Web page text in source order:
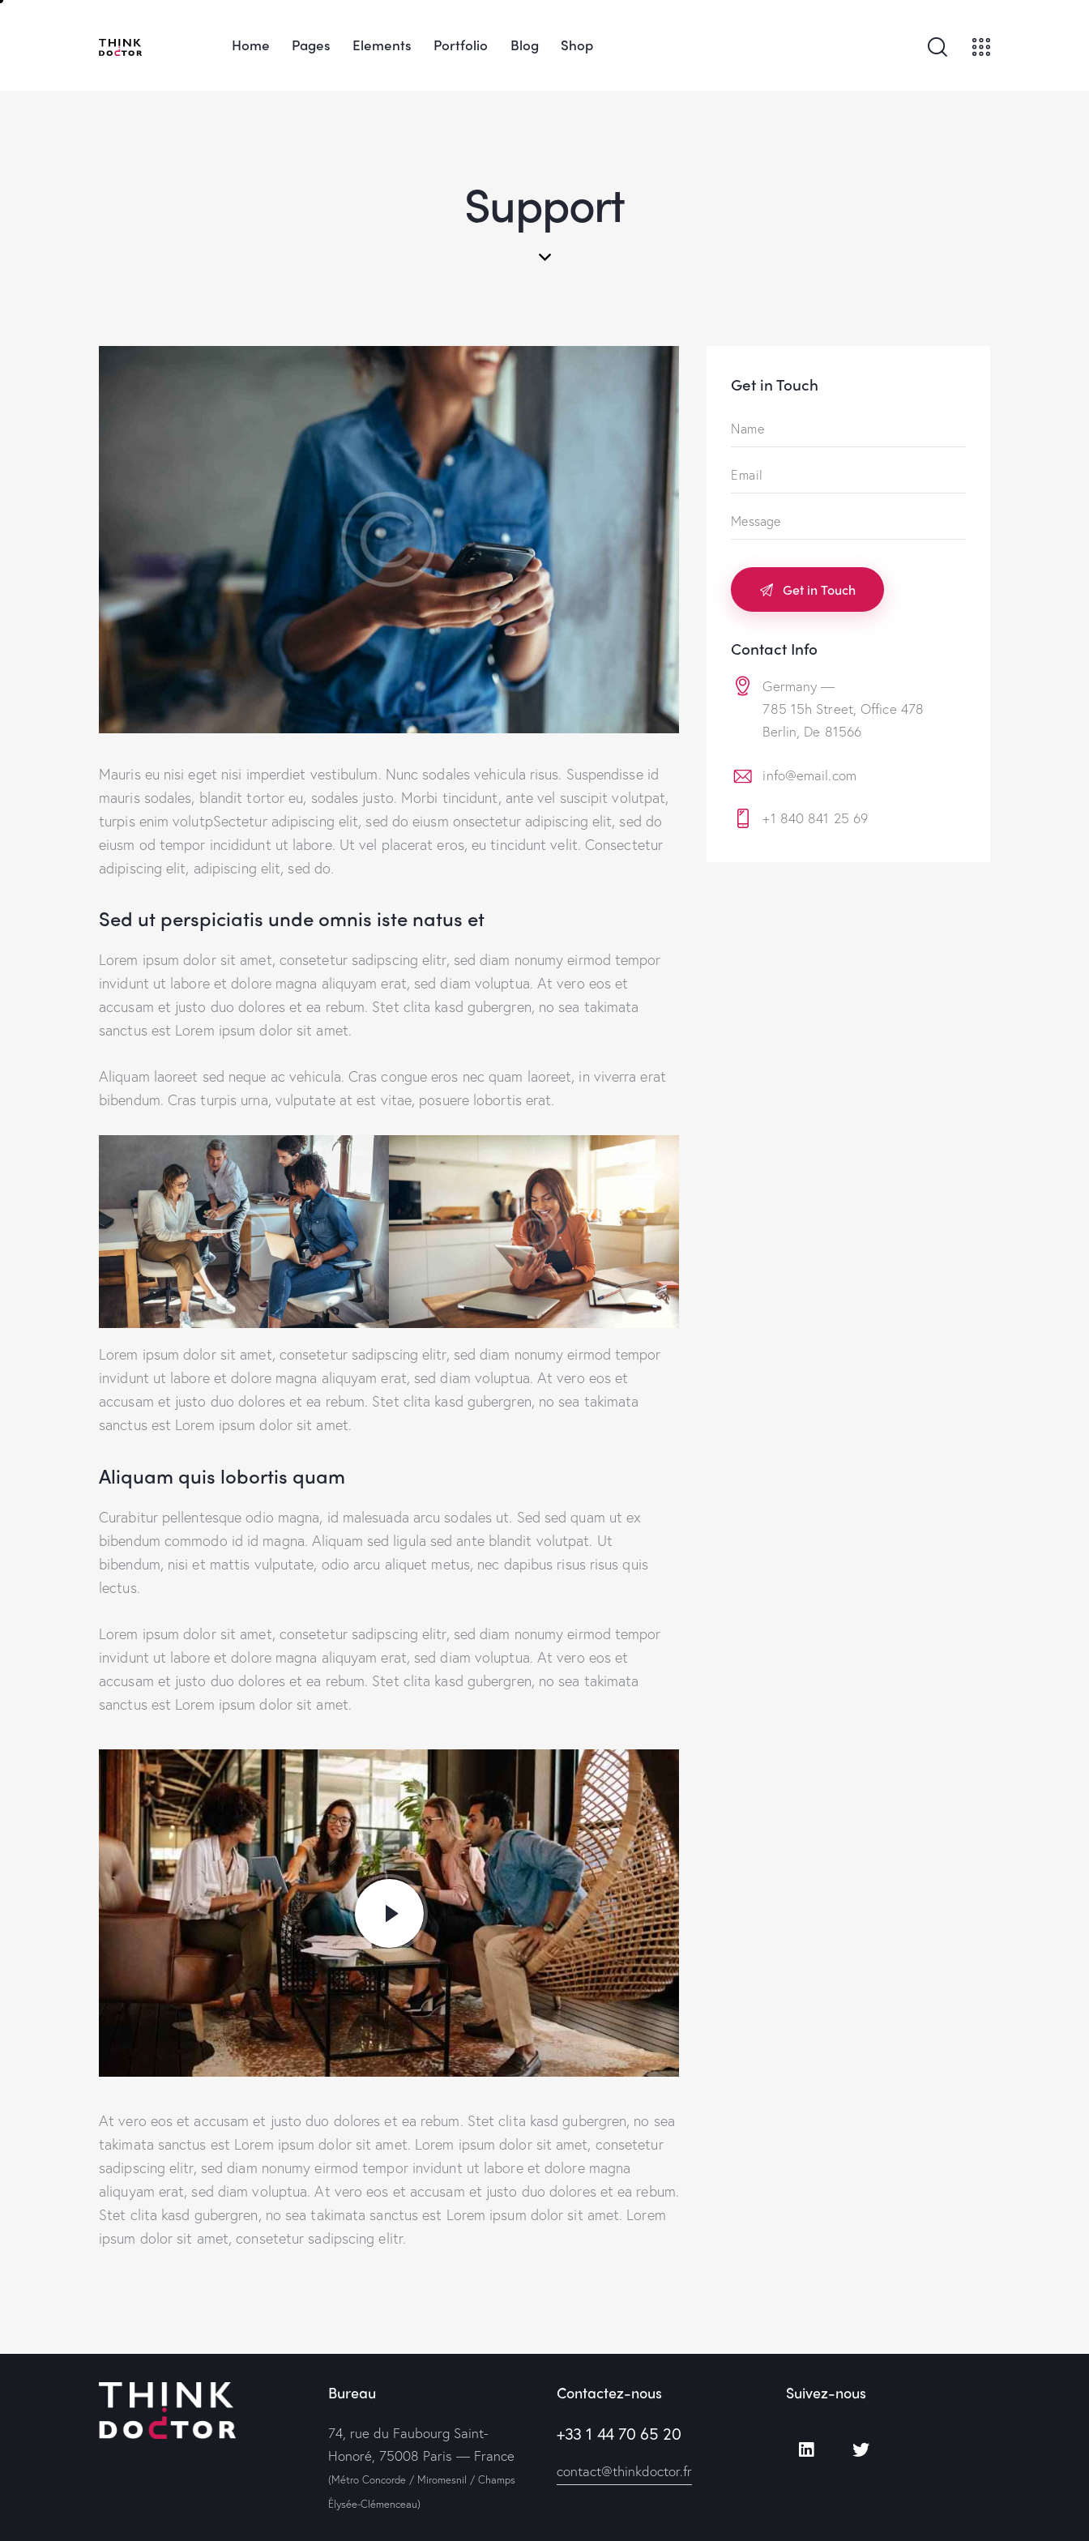
Home Pages Elements Portfolio Blog Shop
Support
Mauris eu nisi eget nisi imperdiet vestibulum. Nunc sodales vehicula risus. Suspendisse id
mauris sodales, blandit tortor eu, sodales justo. Morbi tincidunt, ante vel suscipit volutpat,
turpis enim volutpSectetur adipiscing elit, sed do eiusm onsectetur adipiscing elit, sed do
eiusm od tempor incididunt ut labore. Ut vel placerat eros, eu tincidunt velit. Consectetur
adipiscing elit, adipiscing elit, sed do.
Sed ut perspiciatis unde omnis iste natus et
Lorem ipsum dolor sit amet, consetetur sadipscing elitr, sed diam nonumy eirmod tempor
invidunt ut labore et dolore magna aliquyam erat, sed diam voluptua. At vero eos et
accusam et justo duo dolores et ea rebum. Stet clita kasd gubergren, no sea takimata
sanctus est Lorem ipsum dolor sit amet.
Aliquam laoreet sed neque ac vehicula. Cras congue eros nec quam laoreet, in viverra erat
bibendum. Cras turpis urna, vulputate at est vitae, posuere lobortis erat.
Lorem ipsum dolor sit amet, consetetur sadipscing elitr, sed diam nonumy eirmod tempor
invidunt ut labore et dolore magna aliquyam erat, sed diam voluptua. At vero eos et
accusam et justo duo dolores et ea rebum. Stet clita kasd gubergren, no sea takimata
sanctus est Lorem ipsum dolor sit amet.
Aliquam quis lobortis quam
Curabitur pellentesque odio magna, id malesuada arcu sodales ut. Sed sed quam ut ex
bibendum commodo id id magna. Aliquam sed ligula sed ante blandit volutpat. Ut
bibendum, nisi et mattis vulputate, odio arcu aliquet metus, nec dapibus risus risus quis
lectus.
Lorem ipsum dolor sit amet, consetetur sadipscing elitr, sed diam nonumy eirmod tempor
invidunt ut labore et dolore magna aliquyam erat, sed diam voluptua. At vero eos et
accusam et justo duo dolores et ea rebum. Stet clita kasd gubergren, no sea takimata
sanctus est Lorem ipsum dolor sit amet.
At vero eos et accusam et justo duo dolores et ea rebum. Stet clita kasd gubergren, no sea
takimata sanctus est Lorem ipsum dolor sit amet. Lorem ipsum dolor sit amet, consetetur
sadipscing elitr, sed diam nonumy eirmod tempor invidunt ut labore et dolore magna
aliquyam erat, sed diam voluptua. At vero eos et accusam et justo duo dolores et ea rebum.
Stet clita kasd gubergren, no sea takimata sanctus est Lorem ipsum dolor sit amet. Lorem
ipsum dolor sit amet, consetetur sadipscing elitr.
Get in Touch
Contact Info
Germany —
785 15h Street, Office 478
Berlin, De 81566
info@email.com
+1 840 841 25 69
Bureau
74, rue du Faubourg Saint-
Honoré, 75008 Paris — France
(Métro Concorde / Miromesnil / Champs
Élysée-Clémenceau)
Contactez-nous
+33 1 44 70 65 20
contact@thinkdoctor.fr
Suivez-nous